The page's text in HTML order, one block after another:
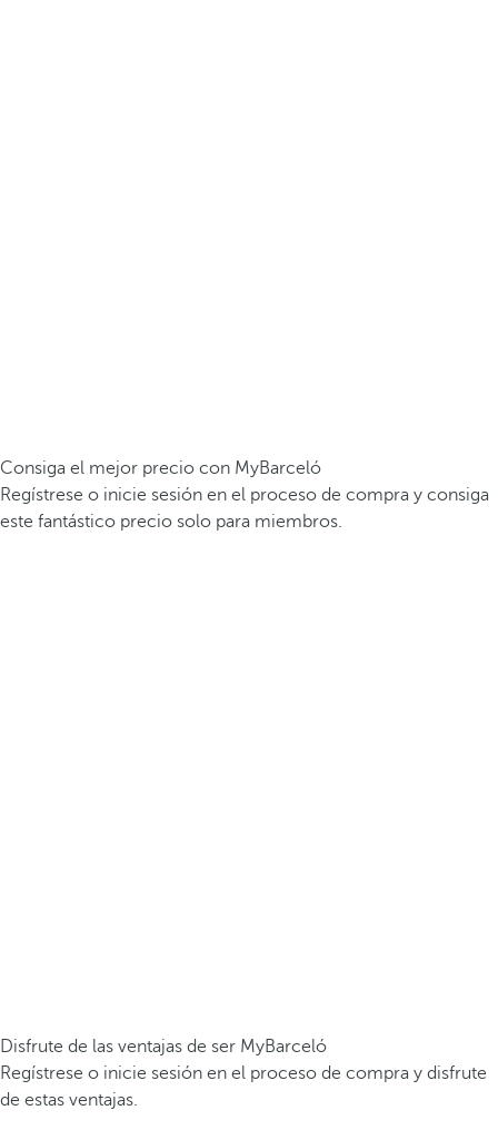
Consiga el mejor precio con MyBarceló
Regístrese o inicie sesión en el proceso de compra y consiga
este fantástico precio solo para miembros.
Disfrute de las ventajas de ser MyBarceló
Regístrese o inicie sesión en el proceso de compra y disfrute
de estas ventajas.